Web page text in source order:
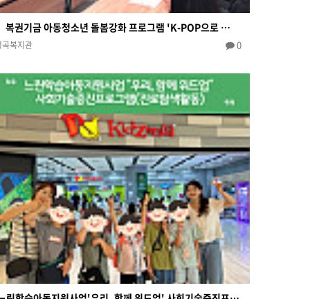
복권기금 아동청소년 돌봄강화 프로그램 'K-POP으로 …
곡복지관 0